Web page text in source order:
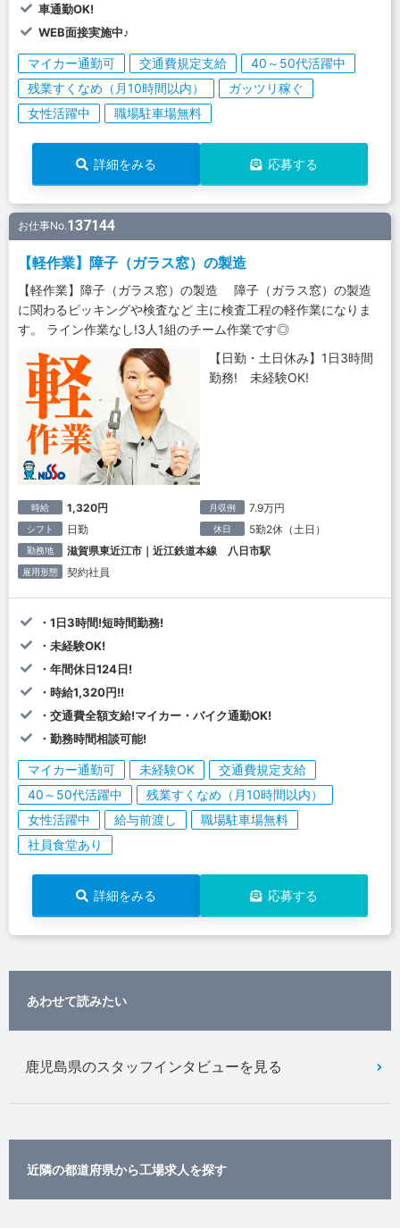
車通勤OK!
WEB面接実施中♪
マイカー通勤可 交通費規定支給
40～50代活躍中
残業すくなめ（月10時間以内）
ガッツリ稼ぐ
女性活躍中
職場駐車場無料
詳細をみる 応募する
お仕事No.137144
【軽作業】障子（ガラス窓）の製造
【軽作業】障子（ガラス窓）の製造 障子（ガラス窓）の製造
に関わるピッキングや検査など 主に検査工程の軽作業になりま
す。 ライン作業なし!3人1組のチーム作業です◎
【日勤・土日休み】1日3時間
勤務! 未経験OK!
時給 1,320円 月収例 7.9万円
シフト 日勤 休日 5勤2休（土日）
勤務地 滋賀県東近江市｜近江鉄道本線 八日市駅
雇用形態 契約社員
・1日3時間!短時間勤務!
・未経験OK!
・年間休日124日!
・時給1,320円!!
・交通費全額支給!マイカー・バイク通勤OK!
・勤務時間相談可能!
マイカー通勤可 未経験OK
交通費規定支給
40～50代活躍中
残業すくなめ（月10時間以内）
女性活躍中
給与前渡し
職場駐車場無料
社員食堂あり
詳細をみる 応募する
あわせて読みたい
鹿児島県のスタッフインタビューを見る
近隣の都道府県から工場求人を探す